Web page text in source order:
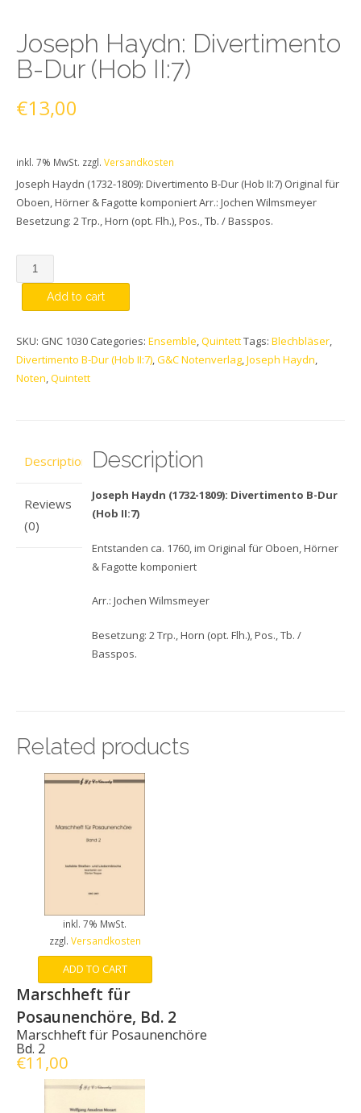
Joseph Haydn: Divertimento
B-Dur (Hob II:7)
€13,00
inkl. 7% MwSt. zzgl. Versandkosten
Joseph Haydn (1732-1809): Divertimento B-Dur (Hob II:7) Original für
Oboen, Hörner & Fagotte komponiert Arr.: Jochen Wilmsmeyer
Besetzung: 2 Trp., Horn (opt. Flh.), Pos., Tb. / Basspos.
Quantity
Add to cart
SKU: GNC 1030 Categories: Ensemble,QuintettTags: Blechbläser,
Divertimento B-Dur (Hob II:7),G&C Notenverlag,Joseph Haydn,
Noten,Quintett
Description
Reviews
(0)
Description
Joseph Haydn (1732-1809): Divertimento B-Dur
(Hob II:7)
Entstanden ca. 1760, im Original für Oboen, Hörner
& Fagotte komponiert
Arr.: Jochen Wilmsmeyer
Besetzung: 2 Trp., Horn (opt. Flh.), Pos., Tb. /
Basspos.
Related products
inkl. 7% MwSt.
zzgl. Versandkosten
ADD TO CART
Marschheft für
Posaunenchöre, Bd. 2
Marschheft für Posaunenchöre
Bd. 2
€11,00